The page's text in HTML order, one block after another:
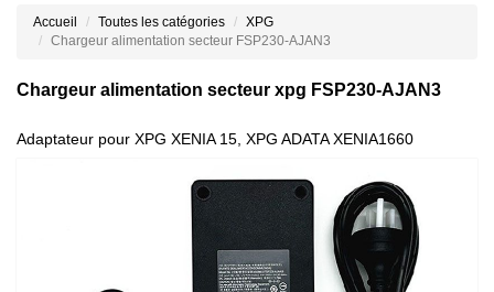
Accueil Toutes les catégories
XPG
Chargeur alimentation secteur FSP230-AJAN3
Chargeur alimentation secteur xpg FSP230-AJAN3
Adaptateur pour XPG XENIA 15, XPG ADATA XENIA1660
XENIA2070 100V-240V 3A 50-60Hz FSP230-AJAN3